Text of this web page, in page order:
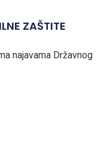
ZAŠTITE
najavama Državnog